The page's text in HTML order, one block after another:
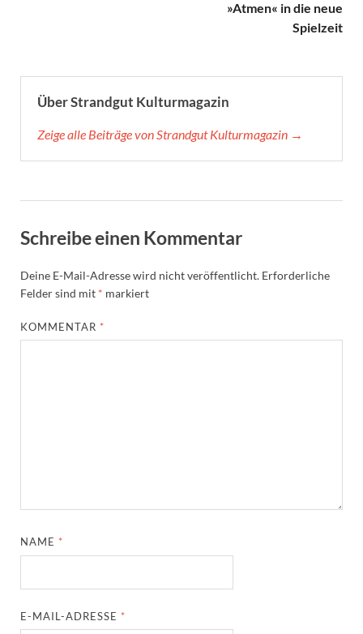
»Atmen« in die neue
Spielzeit
Über Strandgut Kulturmagazin
Zeige alle Beiträge von Strandgut Kulturmagazin →
Schreibe einen Kommentar
Deine E-Mail-Adresse wird nicht veröffentlicht. Erforderliche
Felder sind mit * markiert
KOMMENTAR *
NAME *
E-MAIL-ADRESSE *